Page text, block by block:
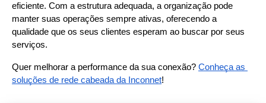
eficiente. Com a estrutura adequada, a organização pode
manter suas operações sempre ativas, oferecendo a
qualidade que os seus clientes esperam ao buscar por seus
serviços.
Quer melhorar a performance da sua conexão? Conheça as
soluções de rede cabeada da Inconnet!